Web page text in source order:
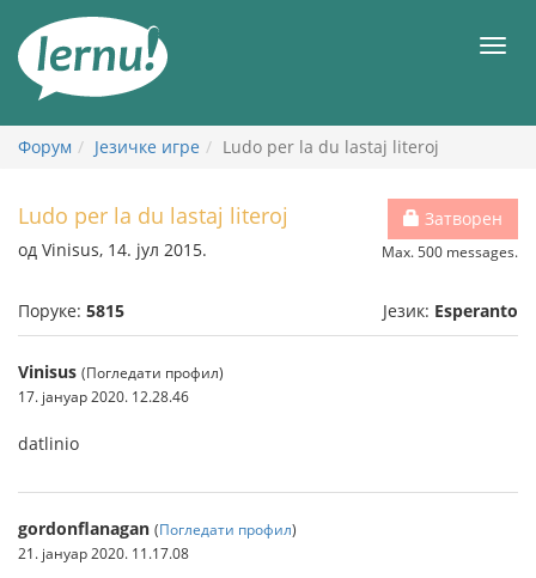
садржају
Форум Језичке игре Ludo per la du lastaj literoj
Затворен
Max. 500 messages.
Ludo per la du lastaj literoj
од Vinisus, 14. јул 2015.
Поруке: 5815 Језик: Esperanto
Vinisus (Погледати профил)
17. јануар 2020. 12.28.46
datlinio
gordonflanagan (Погледати профил)
21. јануар 2020. 11.17.08